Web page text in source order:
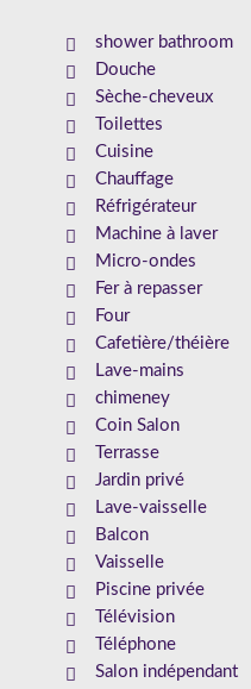
shower bathroom
Douche
Sèche-cheveux
Toilettes
Cuisine
Chauffage
Réfrigérateur
Machine à laver
Micro-ondes
Fer à repasser
Four
Cafetière/théière
Lave-mains
chimeney
Coin Salon
Terrasse
Jardin privé
Lave-vaisselle
Balcon
Vaisselle
Piscine privée
Télévision
Téléphone
Salon indépendant